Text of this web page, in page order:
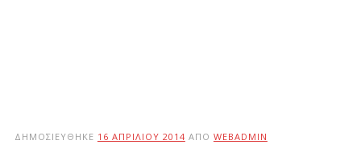
ΔΗΜΟΣΙΕΎΘΗΚΕ 16 ΑΠΡΙΛΊΟΥ 2014 ΑΠΌ WEBADMIN